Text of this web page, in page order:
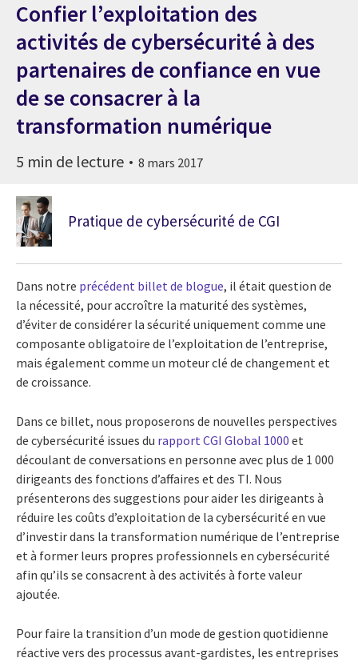
Confier l’exploitation des
activités de cybersécurité à des
partenaires de confiance en vue
de se consacrer à la
transformation numérique
5 min de lecture 8 mars 2017
Pratique de cybersécurité de CGI
Dans notre précédent billet de blogue, il était question de
la nécessité, pour accroître la maturité des systèmes,
d’éviter de considérer la sécurité uniquement comme une
composante obligatoire de l’exploitation de l’entreprise,
mais également comme un moteur clé de changement et
de croissance.
Dans ce billet, nous proposerons de nouvelles perspectives
de cybersécurité issues du rapport CGI Global 1000 et
découlant de conversations en personne avec plus de 1 000
dirigeants des fonctions d’affaires et des TI. Nous
présenterons des suggestions pour aider les dirigeants à
réduire les coûts d’exploitation de la cybersécurité en vue
d’investir dans la transformation numérique de l’entreprise
et à former leurs propres professionnels en cybersécurité
afin qu’ils se consacrent à des activités à forte valeur
ajoutée.
Pour faire la transition d’un mode de gestion quotidienne
réactive vers des processus avant-gardistes, les entreprises